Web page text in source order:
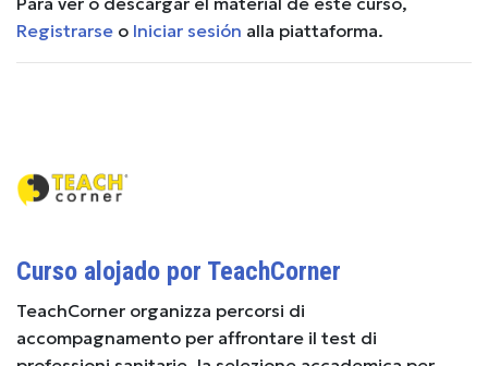
Registrarse o Iniciar sesión alla piattaforma.
Curso alojado por TeachCorner
TeachCorner organizza percorsi di
accompagnamento per affrontare il test di